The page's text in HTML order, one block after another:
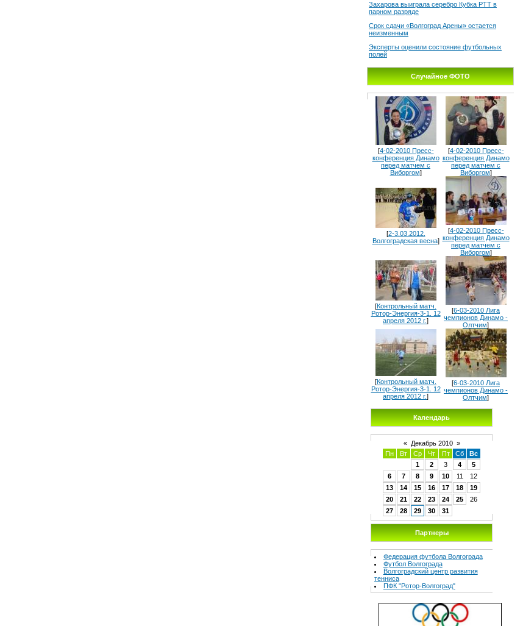
Захарова выиграла серебро Кубка РТТ в
парном разряде
Срок сдачи «Волгоград Арены» остается
неизменным
Эксперты оценили состояние футбольных
полей
Случайное ФОТО
[4-02-2010 Пресс-
конференция Динамо
перед матчем с
Виборгом]
[4-02-2010 Пресс-
конференция Динамо
перед матчем с
Виборгом]
[2-3.03.2012.
Волгоградская весна]
[4-02-2010 Пресс-
конференция Динамо
перед матчем с
Виборгом]
[Контрольный матч.
Ротор-Энергия-3-1. 12
апреля 2012 г.]
[6-03-2010 Лига
чемпионов Динамо -
Олтчим]
[Контрольный матч.
Ротор-Энергия-3-1. 12
апреля 2012 г.]
[6-03-2010 Лига
чемпионов Динамо -
Олтчим]
Календарь
« Декабрь 2010 »
Пн
Вт Ср Чт Пт Сб
Вс
1
2 3 4
5
6
7 8 9 10 11
12
13
14 15 16 17 18
19
20
21 22 23 24 25
26
27
28 29 30 31
Партнеры
Федерация футбола Волгограда
Футбол Волгограда
Волгоградcкий центр развития
тенниса
ПФК "Ротор-Волгоград"